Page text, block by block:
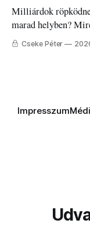
Milliárdok
marad helyben?
Cseke Péter
Impresszum